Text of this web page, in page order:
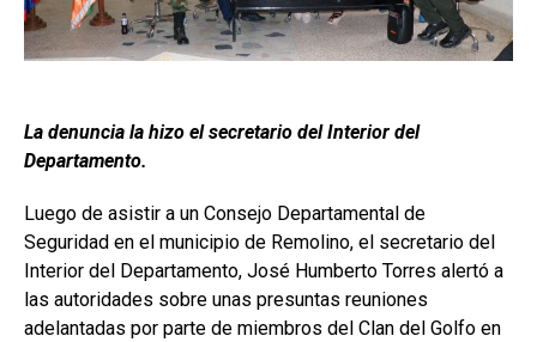
La denuncia la hizo el secretario del Interior del
Departamento.
Luego de asistir a un Consejo Departamental de
Seguridad en el municipio de Remolino, el secretario del
Interior del Departamento, José Humberto Torres alertó a
las autoridades sobre unas presuntas reuniones
adelantadas por parte de miembros del Clan del Golfo en